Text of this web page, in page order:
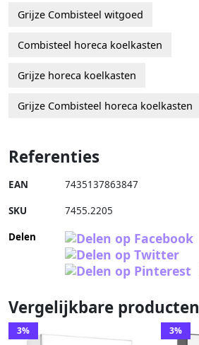
Grijze Combisteel witgoed
Combisteel horeca koelkasten
Grijze horeca koelkasten
Grijze Combisteel horeca koelkasten
Referenties
EAN 7435137863847
SKU 7455.2205
Delen
Vergelijkbare producten
3% 3%